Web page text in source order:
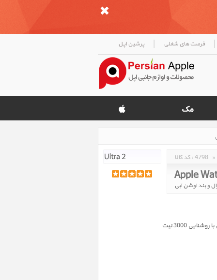
| فرصت های شغلی | پرشین اپل
کد کالا :4798 »
Apple
3000 نیت